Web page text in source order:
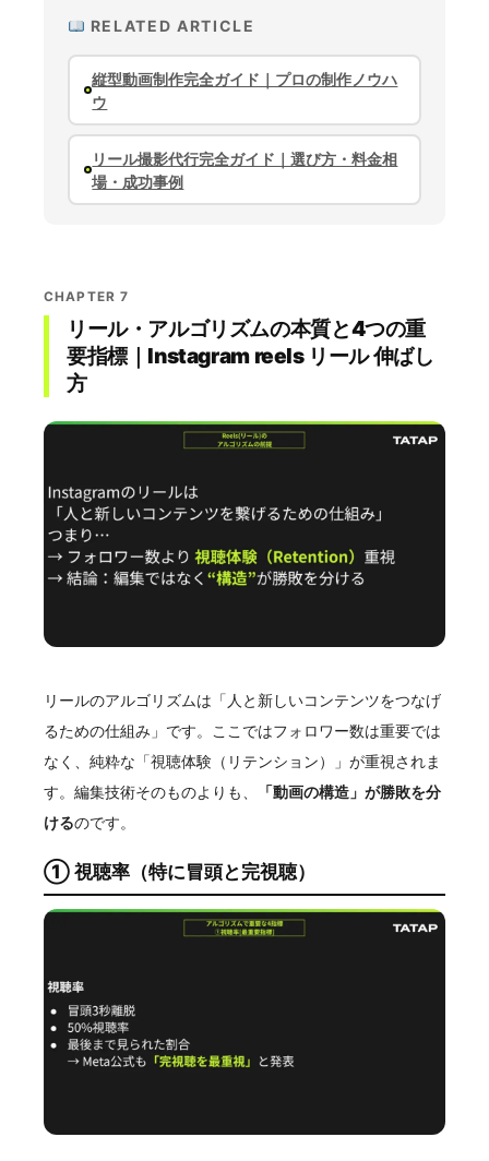
RELATED ARTICLE
縦型動画制作完全ガイド｜プロの制作ノウハ
ウ
リール撮影代行完全ガイド｜選び方・料金相
場・成功事例
CHAPTER 7
リール・アルゴリズムの本質と4つの重
要指標｜Instagram reels リール 伸ばし
方
リールのアルゴリズムは「人と新しいコンテンツをつなげ
るための仕組み」です。ここではフォロワー数は重要では
なく、純粋な「視聴体験（リテンション）」が重視されま
す。編集技術そのものよりも、
「動画の構造」が勝敗を分
けるのです。
① 視聴率（特に冒頭と完視聴）